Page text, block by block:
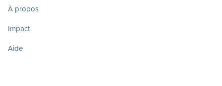
À propos
Impact
Aide